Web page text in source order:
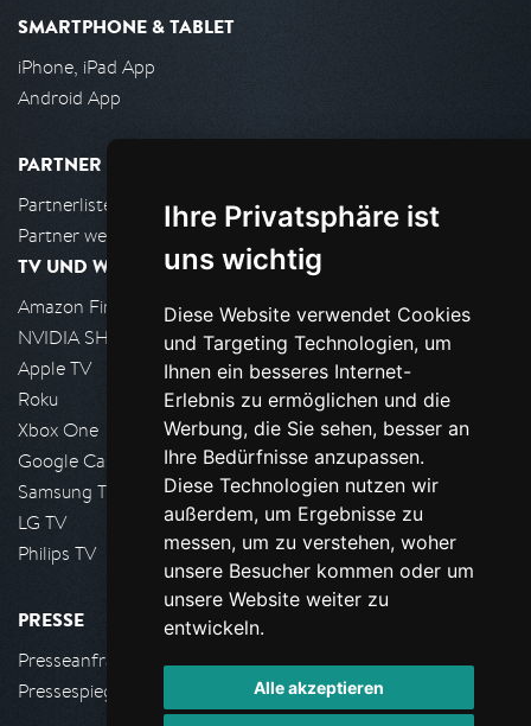
Ihre Privatsphäre ist
uns wichtig
Diese Website verwendet Cookies
und Targeting Technologien, um
Ihnen ein besseres Internet-
Erlebnis zu ermöglichen und die
Werbung, die Sie sehen, besser an
Ihre Bedürfnisse anzupassen.
Diese Technologien nutzen wir
außerdem, um Ergebnisse zu
messen, um zu verstehen, woher
unsere Besucher kommen oder um
unsere Website weiter zu
entwickeln.
Alle akzeptieren
SMARTPHONE & TABLET
iPhone, iPad App
Android App
PARTNER
Partnerliste
Partner werden
TV UND WOHNZIMMER
Amazon FireTV
NVIDIA SHIELD, Google TV
Apple TV
Roku
Xbox One
Google Cast
Samsung TV
LG TV
Philips TV
PRESSE
Presseanfrage stellen
Pressespiegel